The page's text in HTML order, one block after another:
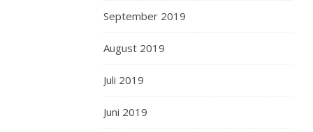
September 2019
August 2019
Juli 2019
Juni 2019